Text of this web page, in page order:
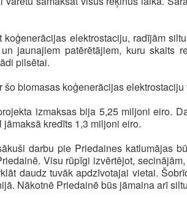
koģenerācijas elektrostaciju, radījām
jaunajiem patērētājiem, kuru skaits
pilsētai.
šo biomasas koģenerācijas
izmaksas bija 5,25 miljoni eiro.
jāmaksā kredīts 1,3 miljoni eiro.
darbu pie Priedaines katlumājas
Visu rūpīgi izvērtējot,
daudz tuvāk apdzīvotajai vietai.
Nākotnē Priedainē būs jāmaina arī